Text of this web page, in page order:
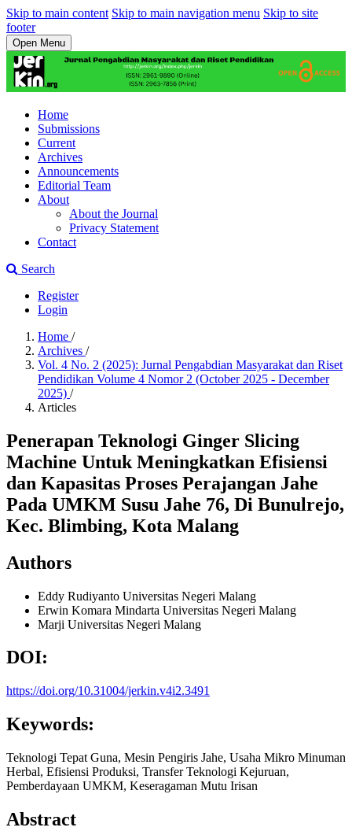
Skip to main content Skip to main navigation menu Skip to site
footer
Open Menu
Home
Submissions
Current
Archives
Announcements
Editorial Team
About
About the Journal
Privacy Statement
Contact
Search
Register
Login
Home /
Archives /
Vol. 4 No. 2 (2025): Jurnal Pengabdian Masyarakat dan Riset
Pendidikan Volume 4 Nomor 2 (October 2025 - December
2025) /
Articles
Penerapan Teknologi Ginger Slicing
Machine Untuk Meningkatkan Efisiensi
dan Kapasitas Proses Perajangan Jahe
Pada UMKM Susu Jahe 76, Di Bunulrejo,
Kec. Blimbing, Kota Malang
Authors
Eddy Rudiyanto Universitas Negeri Malang
Erwin Komara Mindarta Universitas Negeri Malang
Marji Universitas Negeri Malang
DOI:
https://doi.org/10.31004/jerkin.v4i2.3491
Keywords:
Teknologi Tepat Guna, Mesin Pengiris Jahe, Usaha Mikro Minuman
Herbal, Efisiensi Produksi, Transfer Teknologi Kejuruan,
Pemberdayaan UMKM, Keseragaman Mutu Irisan
Abstract